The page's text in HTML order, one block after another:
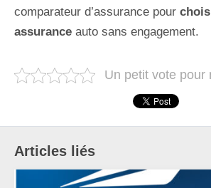
comparateur d’assurance pour
assurance auto sans engagement.
Un petit vote pour
Articles liés